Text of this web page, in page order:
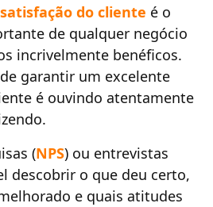
do cliente é o
de qualquer negócio
incrivelmente benéficos.
garantir um excelente
é ouvindo atentamente
(NPS) ou entrevistas
descobrir o que deu certo,
e quais atitudes